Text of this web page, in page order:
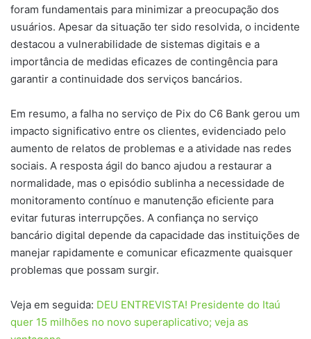
foram fundamentais para minimizar a preocupação dos
usuários. Apesar da situação ter sido resolvida, o incidente
destacou a vulnerabilidade de sistemas digitais e a
importância de medidas eficazes de contingência para
garantir a continuidade dos serviços bancários.
Em resumo, a falha no serviço de Pix do C6 Bank gerou um
impacto significativo entre os clientes, evidenciado pelo
aumento de relatos de problemas e a atividade nas redes
sociais. A resposta ágil do banco ajudou a restaurar a
normalidade, mas o episódio sublinha a necessidade de
monitoramento contínuo e manutenção eficiente para
evitar futuras interrupções. A confiança no serviço
bancário digital depende da capacidade das instituições de
manejar rapidamente e comunicar eficazmente quaisquer
problemas que possam surgir.
Veja em seguida: DEU ENTREVISTA! Presidente do Itaú
quer 15 milhões no novo superaplicativo; veja as